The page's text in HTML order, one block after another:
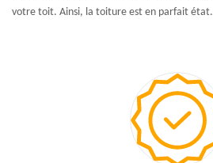
votre toit. Ainsi, la toiture est en parfait état.